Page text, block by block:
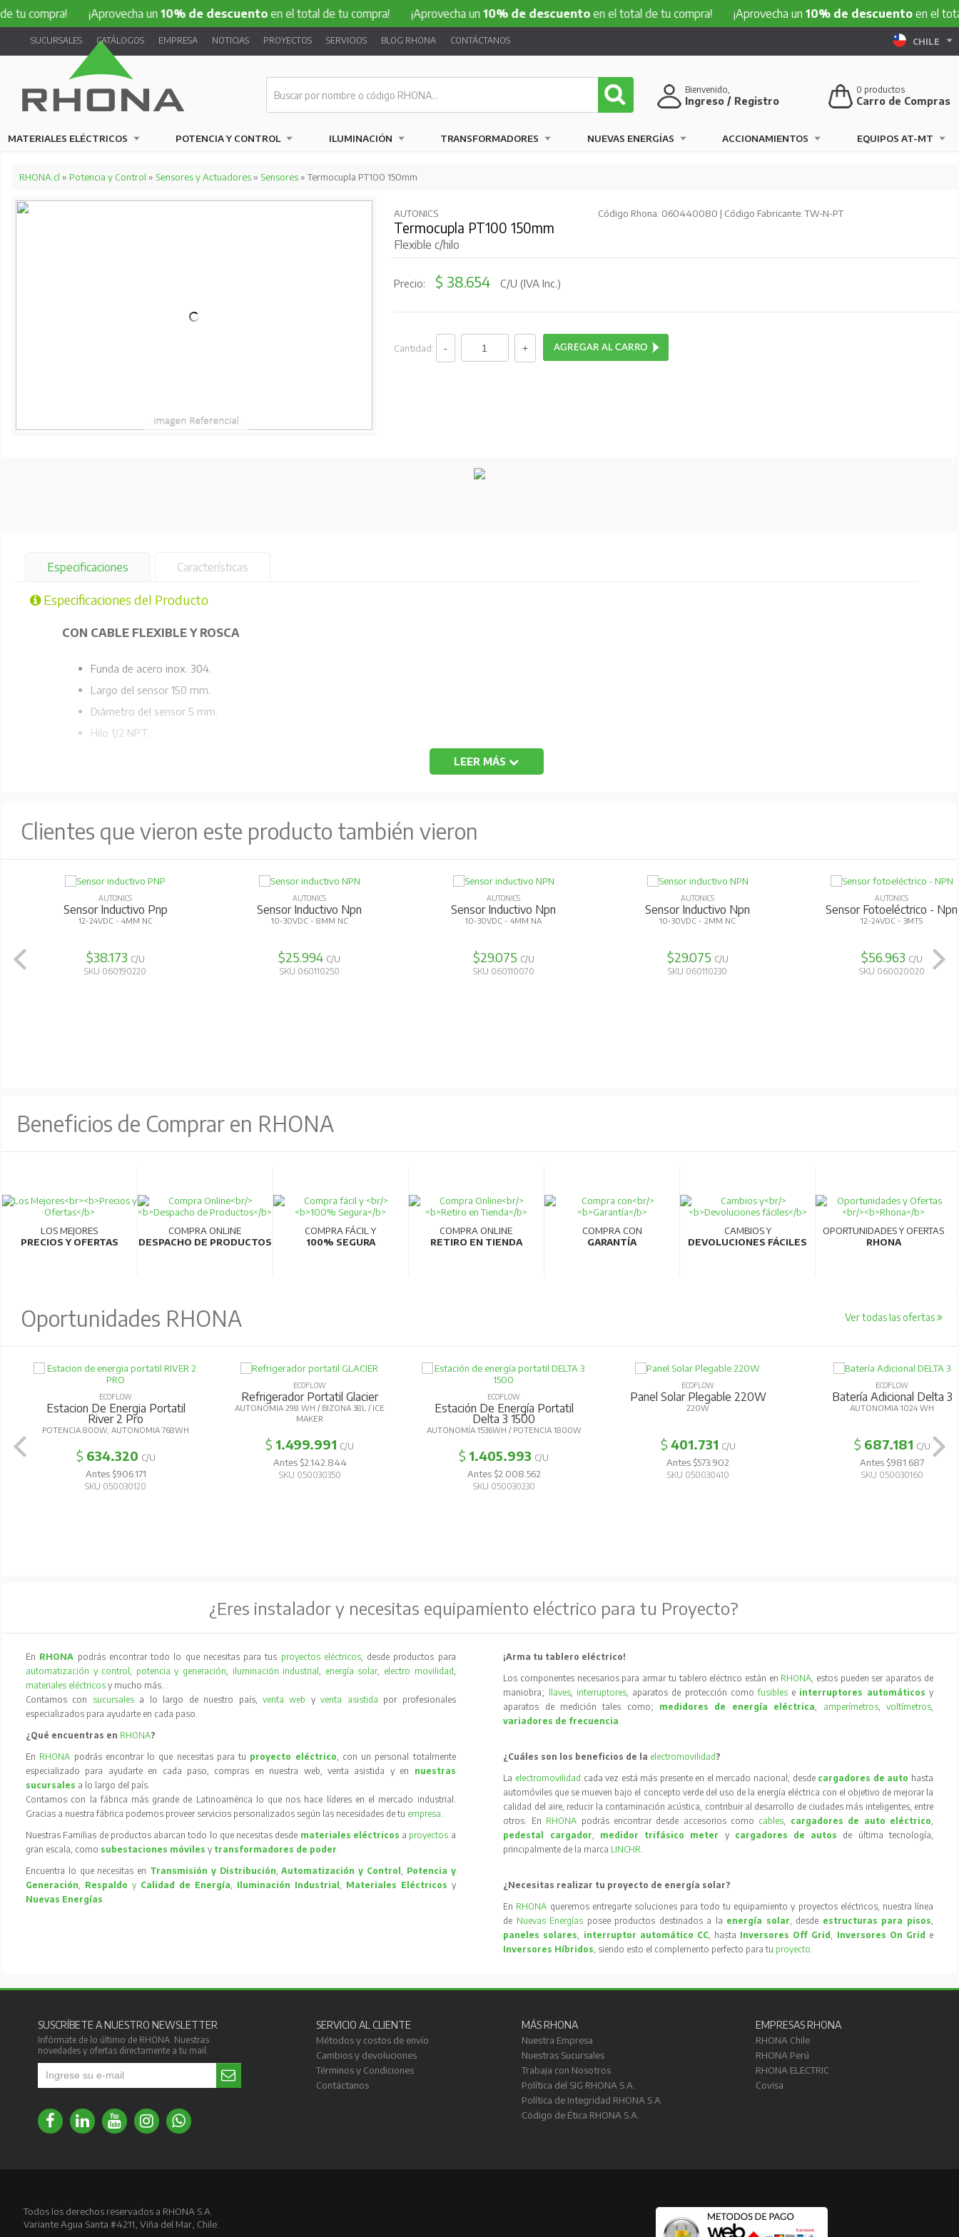
¡Aprovecha un10% de descuentoen el total de tu compra! ¡Aprovecha un10% de descuentoen el total de tu compra! ¡Aprovecha un10% de descuentoen el total de tu
SUCURSALES CATÁLOGOS EMPRESA NOTICIAS PROYECTOS SERVICIOS BLOG RHONA CONTÁCTANOS CHILE
0 productos
Carro de Compras
Bienvenido,
Ingreso / Registro
MATERIALES ELÉCTRICOS POTENCIA Y CONTROL ILUMINACIÓN TRANSFORMADORES NUEVAS ENERGÍAS ACCIONAMIENTOS EQUIPOS AT-MT
RHONA.cl » Potencia y Control » Sensores y Actuadores» Sensores» Termocupla PT100 150mm
AUTONICS Código Rhona: 060440080 | Código Fabricante: TW-N-PT
Termocupla PT100 150mm
Flexible c/hilo
Precio: $ 38.654 C/U (IVA Inc.)
Cantidad:
Especificaciones Características
Especificaciones del Producto
CON CABLE FLEXIBLE Y ROSCA
Funda de acero inox. 304.
Largo del sensor 150 mm.
Diámetro del sensor 5 mm.
Hilo 1/2 NPT.
LEER MÁS
Clientes que vieron este producto también vieron
AUTONICS
Sensor Inductivo Pnp
12-24VDC - 4MM NC
$38.173 C/U
SKU 060190220
AUTONICS
Sensor Inductivo Npn
10-30VDC - 8MM NC
$25.994 C/U
SKU 060110250
AUTONICS
Sensor Inductivo Npn
10-30VDC - 4MM NA
$29.075 C/U
SKU 060110070
AUTONICS
Sensor Inductivo Npn
10-30VDC - 2MM NC
$29.075 C/U
SKU 060110230
AUTONICS
Sensor Fotoeléctrico - Npn
12-24VDC - 3MTS
$56.963 C/U
SKU 060020020
Beneficios de Comprar en RHONA
LOS MEJORES
PRECIOS Y OFERTAS
COMPRA ONLINE
DESPACHO DE PRODUCTOS
COMPRA FÁCIL Y
100% SEGURA
COMPRA ONLINE
RETIRO EN TIENDA
COMPRA CON
GARANTÍA
CAMBIOS Y
DEVOLUCIONES FÁCILES
OPORTUNIDADES Y OFERTAS
RHONA
Oportunidades RHONA Ver todas las ofertas
ECOFLOW
Estacion De Energia Portatil
River 2 Pro
POTENCIA 800W, AUTONOMIA 768WH
$ 634.320 C/U
Antes $906.171
SKU 050030120
ECOFLOW
Refrigerador Portatil Glacier
AUTONOMIA 298 WH / BIZONA 38L / ICE
MAKER
$ 1.499.991 C/U
Antes $2.142.844
SKU 050030350
ECOFLOW
Estación De Energía Portatil
Delta 3 1500
AUTONOMÍA 1536WH / POTENCIA 1800W
$ 1.405.993 C/U
Antes $2.008.562
SKU 050030230
ECOFLOW
Panel Solar Plegable 220W
220W
$ 401.731 C/U
Antes $573.902
SKU 050030410
ECOFLOW
Batería Adicional Delta 3
AUTONOMIA 1024 WH
$ 687.181 C/U
Antes $981.687
SKU 050030160
¿Eres instalador y necesitas equipamiento eléctrico para tu Proyecto?
En RHONA podrás encontrar todo lo que necesitas para tus proyectos eléctricos, desde productos para
automatización y control, potencia y generación, iluminación industrial, energía solar, electro movilidad,
materiales eléctricos y mucho más…
Contamos con sucursales a lo largo de nuestro país, venta web yventa asistida por profesionales
especializados para ayudarte en cada paso.
¿Qué encuentras en RHONA?
En RHONA podrás encontrar lo que necesitas para tu proyecto eléctrico, con un personal totalmente
especializado para ayudarte en cada paso, compras en nuestra web, venta asistida y en nuestras
sucursales a lo largo del país.
Contamos con la fábrica más grande de Latinoamérica lo que nos hace líderes en el mercado industrial.
Gracias a nuestra fábrica podemos proveer servicios personalizados según las necesidades de tu empresa.
Nuestras Familias de productos abarcan todo lo que necesitas desde materiales eléctricos a proyectos a
gran escala, como subestaciones móvilesy transformadores de poder.
Encuentra lo que necesitas en Transmisión y Distribución,Automatización y Control, Potencia y
Generación, Respaldo y Calidad de Energía, Iluminación Industrial , Materiales Eléctricos y
Nuevas Energías.
¡Arma tu tablero eléctrico!
Los componentes necesarios para armar tu tablero eléctrico están en RHONA, estos pueden ser aparatos de
maniobra;
llaves, interruptores, aparatos de protección comofusibles e interruptores automáticos y
aparatos de medición tales como; medidores de energía eléctrica, amperímetros, voltímetros,
variadores de frecuencia.
¿Cuáles son los beneficios de la electromovilidad ?
La electromovilidad cada vez está más presente en el mercado nacional, desde cargadores de auto hasta
automóviles que se mueven bajo el concepto verde del uso de la energía eléctrica con el objetivo de mejorar la
calidad del aire, reducir la contaminación acústica, contribuir al desarrollo de ciudades más inteligentes, entre
otros. En RHONA podrás encontrar desde accesorios como cables, cargadores de auto eléctrico,
pedestal cargador, medidor trifásico meter y cargadores de autos
de última tecnología,
principalmente de la marca LINCHR.
¿Necesitas realizar tu proyecto de energía solar?
En RHONA queremos entregarte soluciones para todo tu equipamiento y proyectos eléctricos, nuestra línea
de Nuevas Energías posee productos destinados a la energía solar, desde estructuras para pisos,
paneles solares, interruptor automático CC, hasta Inversores Off Grid, Inversores On Grid e
Inversores Híbridos, siendo esto el complemento perfecto para tu proyecto.
SUSCRÍBETE A NUESTRO NEWSLETTER
Infórmate de lo último de RHONA. Nuestras
novedades y ofertas directamente a tu mail.
SERVICIO AL CLIENTE
Métodos y costos de envío
Cambios y devoluciones
Términos y Condiciones
Contáctanos
MÁS RHONA
Nuestra Empresa
Nuestras Sucursales
Trabaja con Nosotros
Política del SIG RHONA S.A.
Política de Integridad RHONA S.A.
Código de Ética RHONA S.A.
EMPRESAS RHONA
RHONA Chile
RHONA Perú
RHONA ELECTRIC
Covisa
Todos los derechos reservados a RHONA S.A.
Variante Agua Santa #4211, Viña del Mar, Chile.